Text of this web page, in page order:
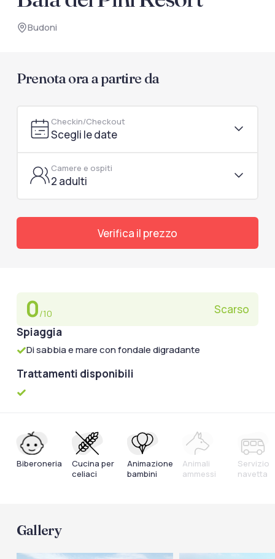
documenti di viaggio.
Budoni
Prenota ora a partire da
Checkin/Checkout
Scegli le date
Camere e ospiti
2 adulti
Verifica il prezzo
0/10
Scarso
Spiaggia
Di sabbia e mare con fondale digradante
Trattamenti disponibili
Biberoneria
Cucina per
celiaci
Animazione
bambini
Animali
ammessi
Servizio
navetta
Gallery